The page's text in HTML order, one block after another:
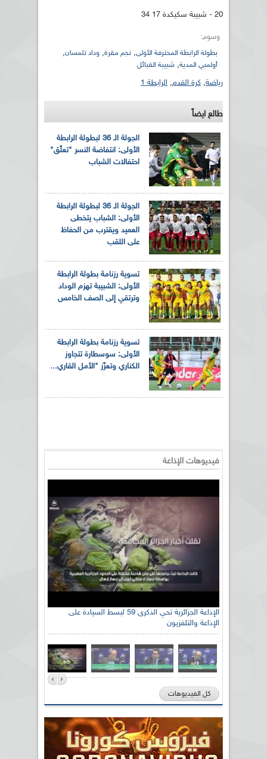
20 - شبيبة سكيكدة 17 34
وسوم:
بطولة الرابطة المحترفة الأولى, نجم مقرة, وداد تلمسان,
أولمبي المدية, شبيبة القبائل
رياضة, كرة القدم, الرابطة 1
طالع ايضاً
الجولة الـ 36 لبطولة الرابطة
الأولى: انتفاضة النسر "تعلّق"
احتفالات الشباب
الجولة الـ 36 لبطولة الرابطة
الأولى: الشباب يتخطى
العميد ويقترب من الحفاظ
على اللقب
تسوية رزنامة بطولة الرابطة
الأولى: الشبيبة تهزم الوداد
وترتقي إلى الصف الخامس
تسوية رزنامة بطولة الرابطة
الأولى: سوسطارة تتجاوز
الكناري وتعزّز "الأمل القاري...
فيديوهات الإذاعة
الإذاعة الجزائرية تحي الذكرى 59 لبسط السيادة على
الإذاعة والتلفزيون
كل الفيديوهات